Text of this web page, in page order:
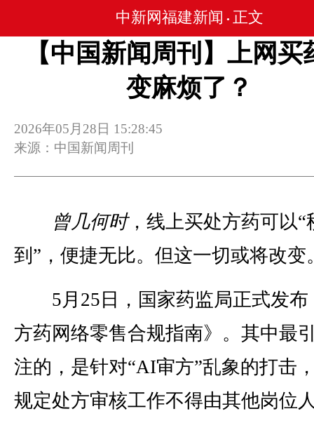
中新网福建新闻 • 正文
【中国新闻周刊】上网买
变麻烦了？
2026年05月28日 15:28:45
来源：中国新闻周刊
曾几何时，线上买处方药可以“
到”，便捷无比。但这一切或将改变
5月25日，国家药监局正式发布
方药网络零售合规指南》。其中最
注的，是针对“AI审方”乱象的打击
规定处方审核工作不得由其他岗位